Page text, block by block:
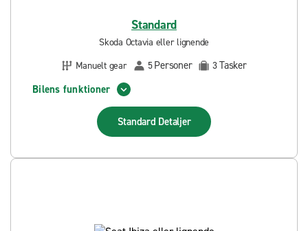
Standard
Skoda Octavia eller lignende
Manuelt gear
5Personer 3Tasker
Bilens funktioner
Standard Detaljer